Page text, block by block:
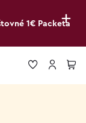
+
1€ Packeta